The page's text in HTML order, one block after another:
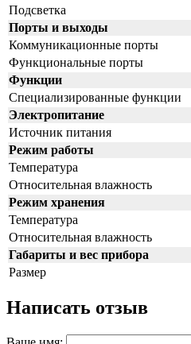
Подсветка
Порты и выходы
Коммуникационные порты
Функциональные порты
Функции
Специализированные функции
Электропитание
Источник питания
Режим работы
Температура
Относительная влажность
Режим хранения
Температура
Относительная влажность
Габариты и вес прибора
Размер
Написать отзыв